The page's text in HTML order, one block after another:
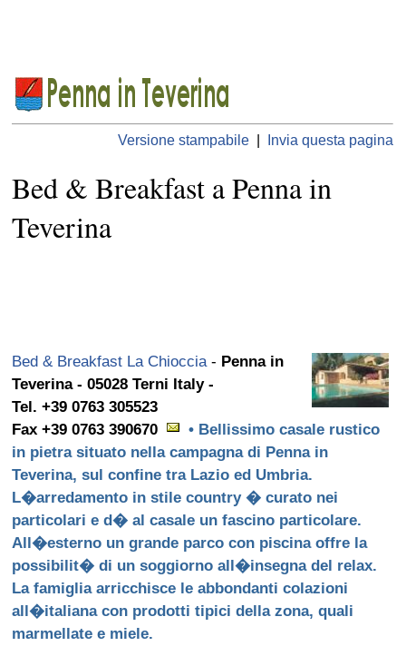
Versione stampabile Invia questa pagina
Bed & Breakfast a Penna in
Teverina
Bed & Breakfast La Chioccia- Penna in
Teverina - 05028 Terni Italy -
Tel. +39 0763 305523
Fax +39 0763 390670
• Bellissimo casale rustico
in pietra situato nella campagna di Penna in
Teverina, sul confine tra Lazio ed Umbria.
L�arredamento in stile country � curato nei
particolari e d� al casale un fascino particolare.
All�esterno un grande parco con piscina offre la
possibilit� di un soggiorno all�insegna del relax.
La famiglia arricchisce le abbondanti colazioni
all�italiana con prodotti tipici della zona, quali
marmellate e miele.